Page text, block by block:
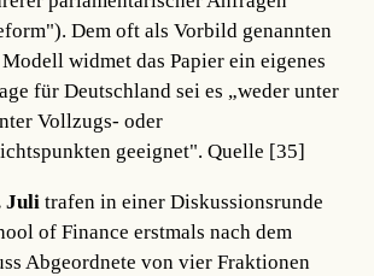
Dem oft als Vorbild genannten
widmet das Papier ein eigenes
für Deutschland sei es „weder unter
Vollzugs- oder
geeignet".Quelle [35]
Juli trafen in einer Diskussionsrunde
of Finance erstmals nach dem
Abgeordnete von vier Fraktionen